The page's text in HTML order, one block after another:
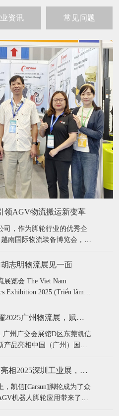
资讯 常见问题
领AGV物流搬运新变革
司，作为脚轮行业的优秀企
南国际物流装备博览会，此
活力。 凯信脚轮,展
轮,展会,物流展, 越南展会,
志明物流展见一面
展览会 The Viet Nam
Exhibition 2025 (Triển lãm
会地点：越南
​东莞凯信脚轮闪耀2025广州物流展，赋能智慧物流新未来‌
广州广交会展馆D区东莞凯信
产品亮相‌中国（广州）国际
之一。作为脚轮行业领军
及防静电、耐高温等差异化
凯信[Carsun]脚轮亮相2025深圳工业展，引领AGV机器人脚轮新变革
，凯信[Carsun]脚轮成为了众
机器人脚轮应用带来了前